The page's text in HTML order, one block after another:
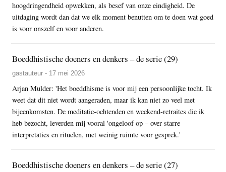
hoogdringendheid opwekken, als besef van onze eindigheid. De
uitdaging wordt dan dat we elk moment benutten om te doen wat goed
is voor onszelf en voor anderen.
Boeddhistische doeners en denkers – de serie (29)
gastauteur - 17 mei 2026
Arjan Mulder: 'Het boeddhisme is voor mij een persoonlijke tocht. Ik
weet dat dit niet wordt aangeraden, maar ik kan niet zo veel met
bijeenkomsten. De meditatie-ochtenden en weekend-retraites die ik
heb bezocht, leverden mij vooral 'ongeloof op – over starre
interpretaties en rituelen, met weinig ruimte voor gesprek.'
Boeddhistische doeners en denkers – de serie (27)